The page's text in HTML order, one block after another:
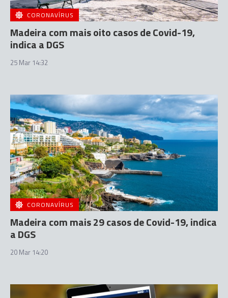
CORONAVÍRUS
Madeira com mais oito casos de Covid-19,
indica a DGS
25 Mar 14:32
CORONAVÍRUS
Madeira com mais 29 casos de Covid-19, indica
a DGS
20 Mar 14:20